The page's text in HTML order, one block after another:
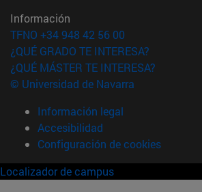
Información
TFNO +34 948 42 56 00
¿QUÉ GRADO TE INTERESA?
¿QUÉ MÁSTER TE INTERESA?
© Universidad de Navarra
Información legal
Accesibilidad
Configuración de cookies
Localizador de campus